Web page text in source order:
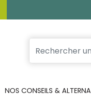
NOS CONSEILS &